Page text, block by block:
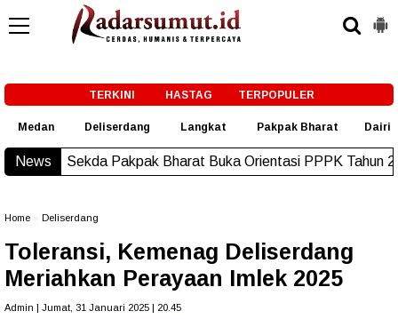
TERKINI HASTAG TERPOPULER
Medan Deliserdang Langkat Pakpak Bharat Dairi
NewsPakpak Bharat Buka Orientasi PPPK Tahun 2026 New!
Home Deliserdang
Toleransi, Kemenag Deliserdang
Meriahkan Perayaan Imlek 2025
Admin | Jumat, 31 Januari 2025 | 20.45